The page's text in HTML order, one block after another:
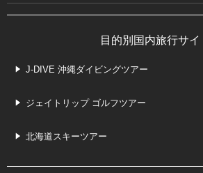
目的別国内旅行サイ
J-DIVE 沖縄ダイビングツアー
ジェイトリップ ゴルフツアー
北海道スキーツアー